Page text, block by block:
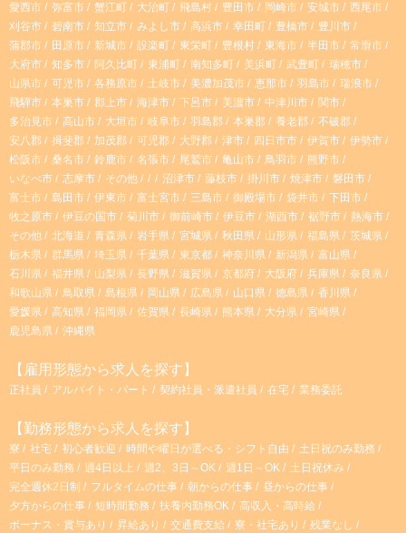
r
a
m
愛西市
弥富市 蟹江町 大治町 飛島村 豊田市 岡崎市 安城市
西尾市
刈谷市
碧南市 知立市 みよし市 高浜市 幸田町 豊橋市
豊川市
蒲郡市
田原市 新城市 設楽町 東栄町 豊根村 東海市 半田市
常滑市
大府市
知多市 阿久比町 東浦町 南知多町 美浜町 武豊町
瑞穂市
山県市
可児市 各務原市 土岐市 美濃加茂市 恵那市 羽島市
瑞浪市
飛騨市
本巣市 郡上市 海津市 下呂市 美濃市 中津川市
関市
多治見市
高山市 大垣市 岐阜市 羽島郡 本巣郡 養老郡
不破郡
安八郡
揖斐郡 加茂郡 可児郡 大野郡 津市 四日市市 伊賀市
伊勢市
松阪市
桑名市 鈴鹿市 名張市 尾鷲市 亀山市 鳥羽市
熊野市
いなべ市
志摩市 その他 沼津市 藤枝市 掛川市 焼津市
磐田市
富士市
島田市 伊東市 富士宮市 三島市 御殿場市 袋井市
下田市
牧之原市
伊豆の国市 菊川市 御前崎市 伊豆市 湖西市 裾野市
熱海市
その他
北海道 青森県 岩手県 宮城県 秋田県 山形県 福島県
茨城県
栃木県
群馬県 埼玉県 千葉県 東京都 神奈川県 新潟県
富山県
石川県
福井県 山梨県 長野県 滋賀県 京都府 大阪府 兵庫県
奈良県
和歌山県
鳥取県 島根県 岡山県 広島県 山口県 徳島県
香川県
愛媛県
高知県 福岡県 佐賀県 長崎県 熊本県 大分県
宮崎県
鹿児島県
沖縄県
【雇用形態から求人を探す】
正社員 アルバイト・パート 契約社員・派遣社員 在宅 業務委託
【勤務形態から求人を探す】
寮 社宅 初心者歓迎 時間や曜日が選べる・シフト自由
土日祝のみ勤務
平日のみ勤務
週4日以上 週2、3日～OK 週1日～OK
土日祝休み
完全週休2日制
フルタイムの仕事 朝からの仕事
昼からの仕事
夕方からの仕事
短時間勤務 扶養内勤務OK
高収入・高時給
ボーナス・賞与あり
昇給あり 交通費支給 寮・社宅あり
残業なし